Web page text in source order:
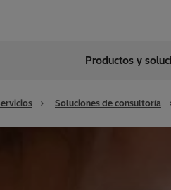
Spain
Productos y
Soluciones de consultoría